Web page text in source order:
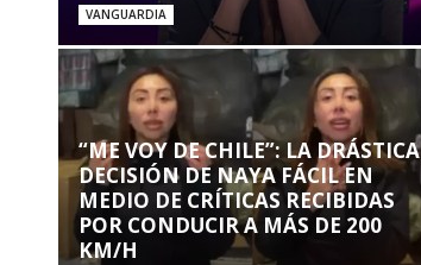
VANGUARDIA
“ME VOY DE CHILE”: LA DRÁSTICA
DECISIÓN DE NAYA FÁCIL EN
MEDIO DE CRÍTICAS RECIBIDAS
POR CONDUCIR A MÁS DE 200
KM/H